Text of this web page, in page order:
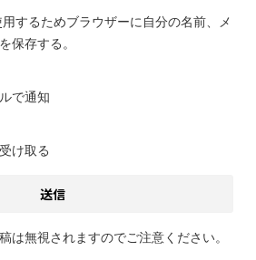
するためブラウザーに自分の名前、メ
保存する。
で通知
け取る
は無視されますのでご注意ください。